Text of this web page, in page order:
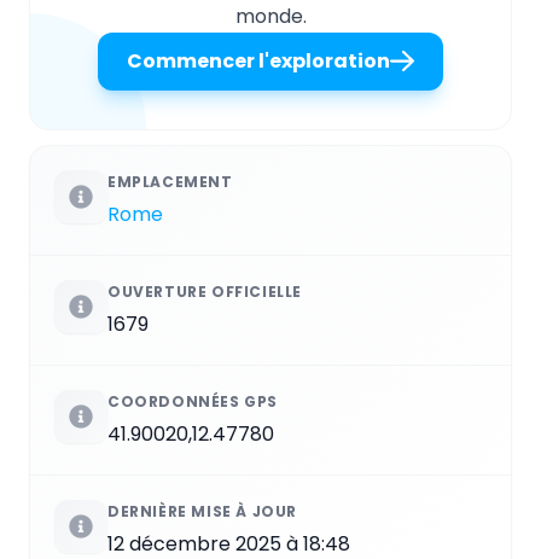
monde.
Commencer l'exploration
EMPLACEMENT
Rome
OUVERTURE OFFICIELLE
1679
COORDONNÉES GPS
41.90020,12.47780
DERNIÈRE MISE À JOUR
12 décembre 2025 à 18:48